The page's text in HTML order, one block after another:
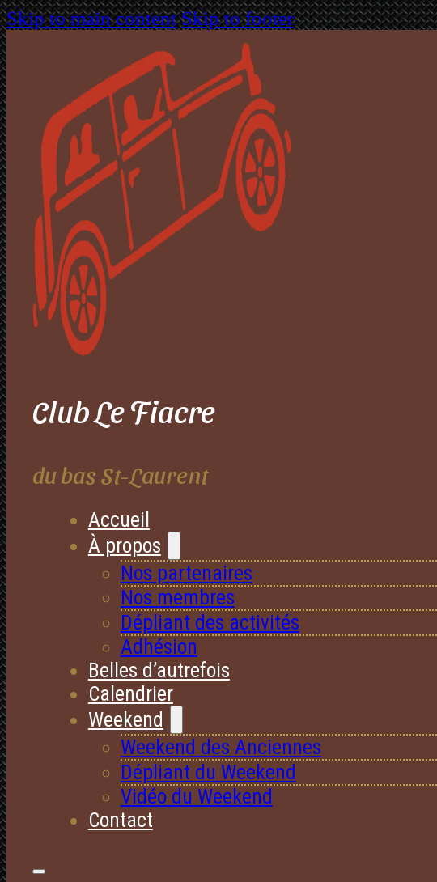
Skip to main content Skip to footer
Club Le Fiacre
du bas St-Laurent
Accueil
À propos
Nos partenaires
Nos membres
Dépliant des activités
Adhésion
Belles d’autrefois
Calendrier
Weekend
Weekend des Anciennes
Dépliant du Weekend
Vidéo du Weekend
Contact